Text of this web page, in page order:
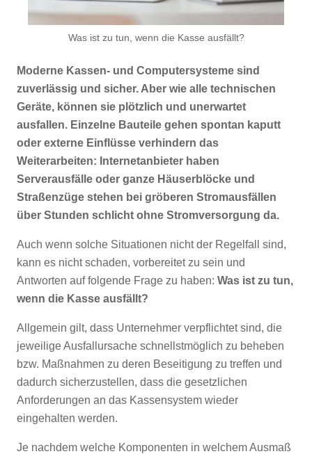
Was ist zu tun, wenn die Kasse ausfällt?
Moderne Kassen- und Computersysteme sind
zuverlässig und sicher. Aber wie alle technischen
Geräte, können sie plötzlich und unerwartet
ausfallen. Einzelne Bauteile gehen spontan kaputt
oder externe Einflüsse verhindern das
Weiterarbeiten: Internetanbieter haben
Serverausfälle oder ganze Häuserblöcke und
Straßenzüge stehen bei gröberen Stromausfällen
über Stunden schlicht ohne Stromversorgung da.
Auch wenn solche Situationen nicht der Regelfall sind,
kann es nicht schaden, vorbereitet zu sein und
Antworten auf folgende Frage zu haben: Was ist zu tun,
wenn die Kasse ausfällt?
Allgemein gilt, dass Unternehmer verpflichtet sind, die
jeweilige Ausfallursache schnellstmöglich zu beheben
bzw. Maßnahmen zu deren Beseitigung zu treffen und
dadurch sicherzustellen, dass die gesetzlichen
Anforderungen an das Kassensystem wieder
eingehalten werden.
Je nachdem welche Komponenten in welchem Ausmaß